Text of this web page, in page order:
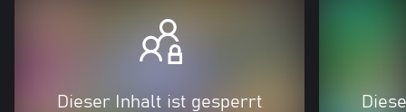
Dieser Inhalt ist gesperrt